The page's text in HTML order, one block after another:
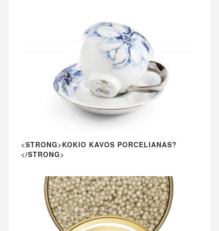
<STRONG>KOKIO KAVOS PORCELIANAS?
</STRONG>